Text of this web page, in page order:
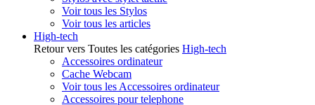
Voir tous les Stylos
Voir tous les articles
High-tech
Retour vers Toutes les catégories High-tech
Accessoires ordinateur
Cache Webcam
Voir tous les Accessoires ordinateur
Accessoires pour telephone